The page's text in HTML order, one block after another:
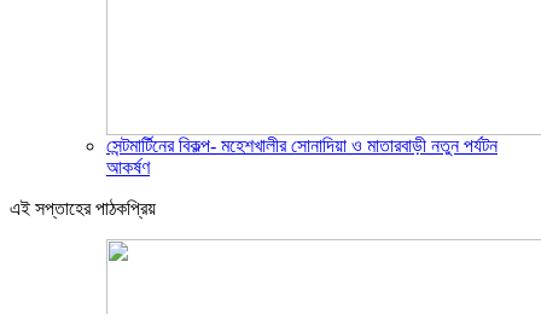
সেন্টমার্টিনের বিকল্প- মহেশখালীর সোনাদিয়া ও মাতারবাড়ী নতুন পর্যটন
আকর্ষণ
এই সপ্তাহের পাঠকপ্রিয়